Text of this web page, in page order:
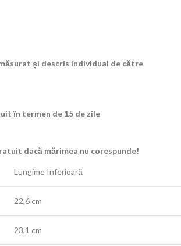
și descris individual de către
în termen de 15 de zile
dacă mărimea nu corespunde!
Lungime Inferioară
22,6 cm
23,1 cm